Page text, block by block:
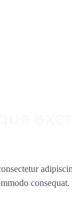
consequat.